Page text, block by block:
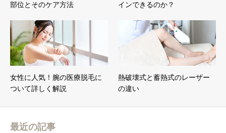
部位とそのケア方法
インできるのか？
女性に人気！腕の医療脱毛に
ついて詳しく解説
熱破壊式と蓄熱式のレーザー
の違い
最近の記事